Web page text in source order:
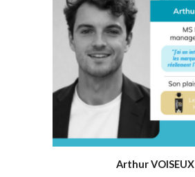
Arthur VOISEUX